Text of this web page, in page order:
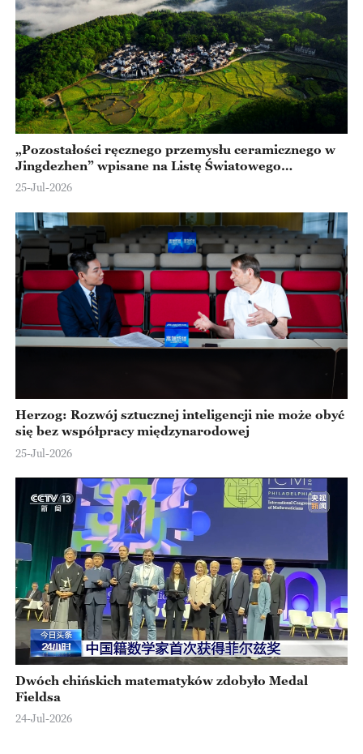
„Pozostałości ręcznego przemysłu ceramicznego w
Jingdezhen” wpisane na Listę Światowego
Dziedzictwa UNESCO! Na liście UNESCO znajduję
25-Jul-2026
Herzog: Rozwój sztucznej inteligencji nie może obyć
się bez współpracy międzynarodowej
25-Jul-2026
Dwóch chińskich matematyków zdobyło Medal
Fieldsa
24-Jul-2026